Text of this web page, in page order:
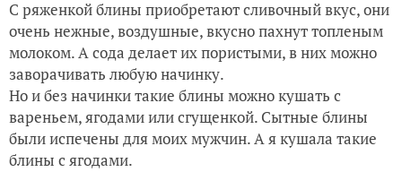
С ряженкой блины приобретают сливочный вкус, они
очень нежные, воздушные, вкусно пахнут топленым
молоком. А сода делает их пористыми, в них можно
заворачивать любую начинку.
Но и без начинки такие блины можно кушать с
вареньем, ягодами или сгущенкой. Сытные блины
были испечены для моих мужчин. А я кушала такие
блины с ягодами.